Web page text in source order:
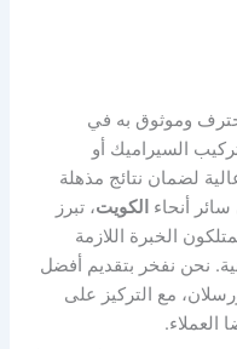
وموثوق به في
السيراميك أو
لضمان نتائج مذهلة
أنحاء الكويت، تبرز
الخبرة اللازمة
نحن نفخر بتقديم أفضل
مع التركيز على
العملاء.